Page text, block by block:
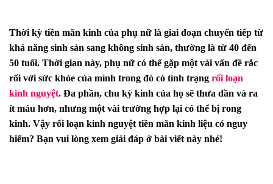
Thời kỳ tiền mãn kinh của phụ nữ là giai đoạn chuyển tiếp từ
khả năng sinh sản sang không sinh sản, thường là từ 40 đến
50 tuổi. Thời gian này, phụ nữ có thể gặp một vài vấn đề rắc
rối với sức khỏe của mình trong đó có tình trạng rối loạn
kinh nguyệt. Đa phần, chu kỳ kinh của họ sẽ thưa dần và ra
ít máu hơn, nhưng một vài trường hợp lại có thể bị rong
kinh. Vậy rối loạn kinh nguyệt tiền mãn kinh liệu có nguy
hiểm? Bạn vui lòng xem giải đáp ở bài viết này nhé!